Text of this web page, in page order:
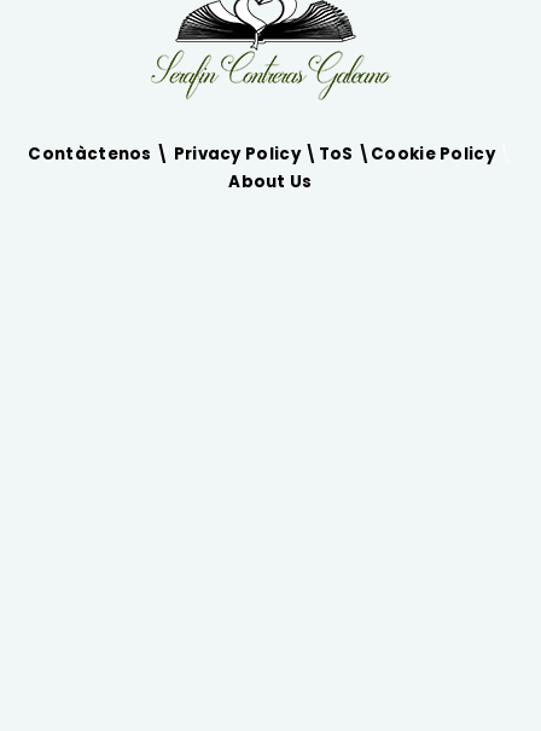
Contàctenos \ Privacy Policy \ ToS \ Cookie Policy\
About Us